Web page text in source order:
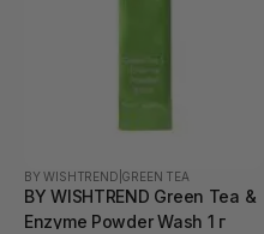
BY WISHTREND GREEN TEA
BY WISHTREND Green Tea &
Enzyme Powder Wash 1 г